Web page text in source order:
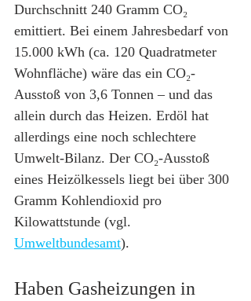
Durchschnitt 240 Gramm CO₂
emittiert. Bei einem Jahresbedarf von
15.000 kWh (ca. 120 Quadratmeter
Wohnfläche) wäre das ein CO₂-
Ausstoß von 3,6 Tonnen – und das
allein durch das Heizen. Erdöl hat
allerdings eine noch schlechtere
Umwelt-Bilanz. Der CO₂-Ausstoß
eines Heizölkessels liegt bei über 300
Gramm Kohlendioxid pro
Kilowattstunde (vgl.
Umweltbundesamt).
Haben Gasheizungen in